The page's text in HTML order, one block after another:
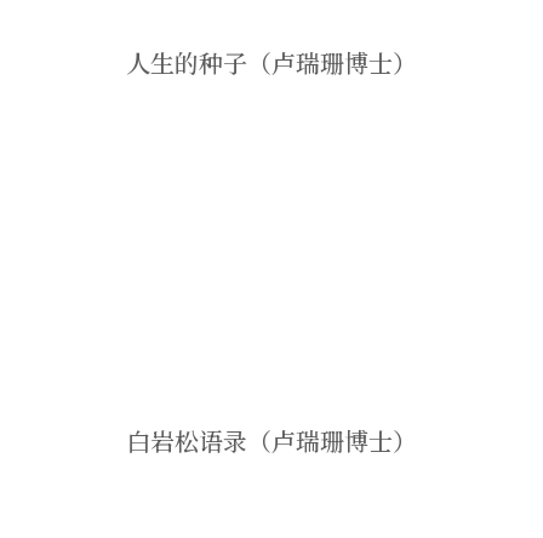
人生的种子（卢瑞珊博士）
白岩松语录（卢瑞珊博士）